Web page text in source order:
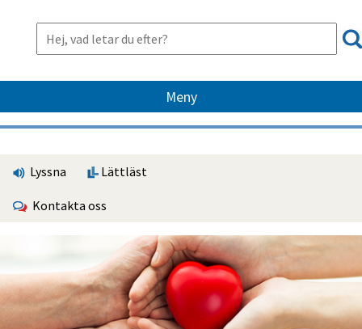
Meny
Lyssna Lättläst
Kontakta oss